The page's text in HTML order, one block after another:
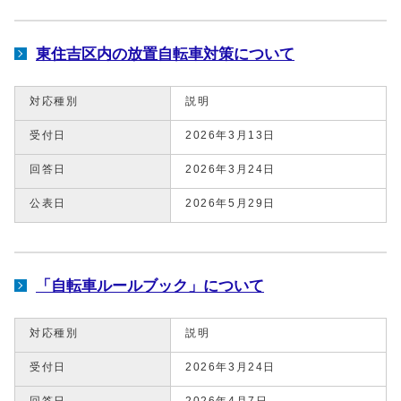
東住吉区内の放置自転車対策について
対応種別 説明
受付日 2026年3月13日
回答日 2026年3月24日
公表日 2026年5月29日
「自転車ルールブック」について
対応種別 説明
受付日 2026年3月24日